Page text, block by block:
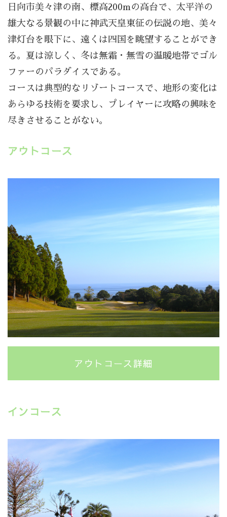
日向市美々津の南、標高200mの高台で、太平洋の
雄大なる景観の中に神武天皇東征の伝説の地、美々
津灯台を眼下に、 遠くは四国を眺望することができ
る。夏は涼しく、冬は無霜・無雪の温暖地帯でゴル
ファーのパラダイスである。
コースは典型的なリゾートコースで、地形の変化は
あらゆる技術を要求し、プレイヤーに攻略の興味を
尽きさせることがない。
アウトコース
アウトコース詳細
インコース